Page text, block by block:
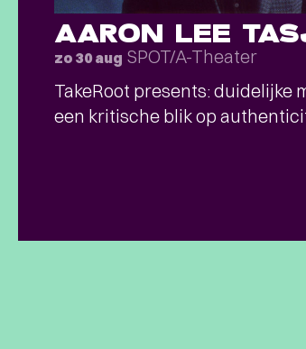
AARON LEE
zo 30 aug SPOT/A-Theater
TakeRoot presents: duidelijke
een kritische blik op